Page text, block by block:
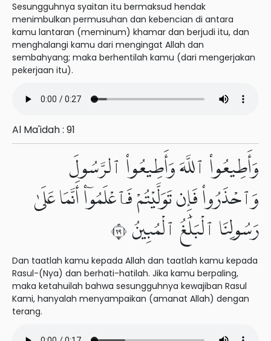
Sesungguhnya syaitan itu bermaksud hendak
menimbulkan permusuhan dan kebencian di antara
kamu lantaran (meminum) khamar dan berjudi itu, dan
menghalangi kamu dari mengingat Allah dan
sembahyang; maka berhentilah kamu (dari mengerjakan
pekerjaan itu).
Al Ma'idah : 91
وَأَطِيعُوا۟ ٱللَّهَ وَأَطِيعُوا۟ ٱلرَّسُولَ
وَٱحْذَرُوا۟ فَإِن تَوَلَّيْتُمْ فَٱعْلَمُوٓا۟ أَنَّمَا عَلَىٰ
رَسُولِنَا ٱلْبَلَٰغُ ٱلْمُبِينُ ٩٢
Dan taatlah kamu kepada Allah dan taatlah kamu kepada
Rasul-(Nya) dan berhati-hatilah. Jika kamu berpaling,
maka ketahuilah bahwa sesungguhnya kewajiban Rasul
Kami, hanyalah menyampaikan (amanat Allah) dengan
terang.